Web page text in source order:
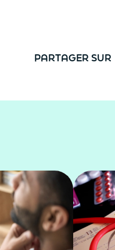
PARTAGER SUR